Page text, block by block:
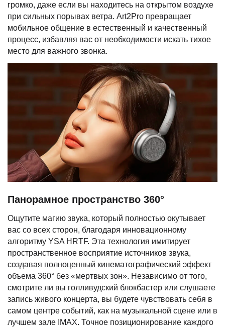
громко, даже если вы находитесь на открытом воздухе
при сильных порывах ветра. Art2Pro превращает
мобильное общение в естественный и качественный
процесс, избавляя вас от необходимости искать тихое
место для важного звонка.
Панорамное пространство 360°
Ощутите магию звука, который полностью окутывает
вас со всех сторон, благодаря инновационному
алгоритму YSA HRTF. Эта технология имитирует
пространственное восприятие источников звука,
создавая полноценный кинематографический эффект
объема 360° без «мертвых зон». Независимо от того,
смотрите ли вы голливудский блокбастер или слушаете
запись живого концерта, вы будете чувствовать себя в
самом центре событий, как на музыкальной сцене или в
лучшем зале IMAX. Точное позиционирование каждого